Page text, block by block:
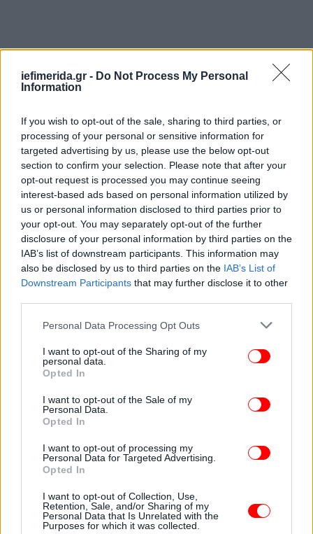
iefimerida.gr - Do Not Process My Personal
Information
If you wish to opt-out of the sale, sharing to third parties, or
processing of your personal or sensitive information for
targeted advertising by us, please use the below opt-out
section to confirm your selection. Please note that after your
opt-out request is processed you may continue seeing
interest-based ads based on personal information utilized by
us or personal information disclosed to third parties prior to
your opt-out. You may separately opt-out of the further
disclosure of your personal information by third parties on the
IAB’s list of downstream participants. This information may
also be disclosed by us to third parties on the IAB’s List of
Downstream Participants that may further disclose it to other
Please note that this website/app uses one or more Google
not limited to your visit or usage behaviour. You may click to
grant or deny consent to Google and its third-party tags to
use your data for below specified purposes in below Google
consent section.
Personal Data Processing Opt Outs
I want to opt-out of the Sharing of my
personal data.
Opted In
I want to opt-out of the Sale of my
Personal Data.
Opted In
I want to opt-out of processing my
Personal Data for Targeted Advertising.
Opted In
I want to opt-out of Collection, Use,
Retention, Sale, and/or Sharing of my
Personal Data that Is Unrelated with the
Purposes for which it was collected.
ΑΠΕ-ΜΠΕ
ΟΛΕΣ ΟΙ ΕΙΔΗΣΕΙΣ